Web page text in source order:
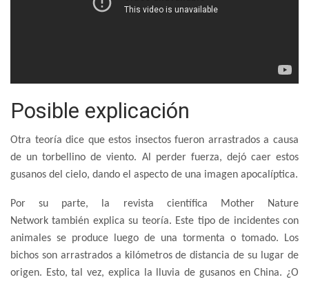
Posible explicación
Otra teoría dice que estos insectos fueron arrastrados a causa
de un torbellino de viento. Al perder fuerza, dejó caer estos
gusanos del cielo, dando el aspecto de una imagen apocalíptica.
Por su parte, la revista científica Mother Nature
Network también explica su teoría. Este tipo de incidentes con
animales se produce luego de una tormenta o tomado. Los
bichos son arrastrados a kilómetros de distancia de su lugar de
origen. Esto, tal vez, explica la lluvia de gusanos en China. ¿O